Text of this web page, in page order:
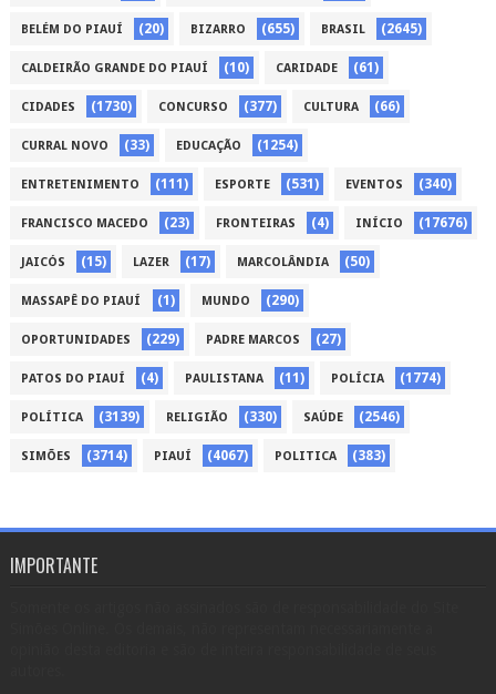
BELÉM DO PIAUÍ (20) BIZARRO (655) BRASIL (2645)
CALDEIRÃO GRANDE DO PIAUÍ (10) CARIDADE (61)
CIDADES (1730) CONCURSO (377) CULTURA (66)
CURRAL NOVO (33) EDUCAÇÃO (1254)
ENTRETENIMENTO (111) ESPORTE (531) EVENTOS (340)
FRANCISCO MACEDO (23) FRONTEIRAS (4) INÍCIO (17676)
JAICÓS (15) LAZER (17) MARCOLÂNDIA (50)
MASSAPÊ DO PIAUÍ (1) MUNDO (290)
OPORTUNIDADES (229) PADRE MARCOS (27)
PATOS DO PIAUÍ (4) PAULISTANA (11) POLÍCIA (1774)
POLÍTICA (3139) RELIGIÃO (330) SAÚDE (2546)
SIMÕES (3714) PIAUÍ (4067) POLITICA (383)
IMPORTANTE